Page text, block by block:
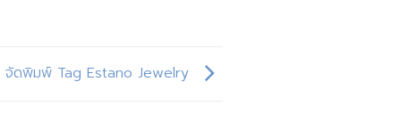
ดพิมพ์ Tag Estano Jewelry